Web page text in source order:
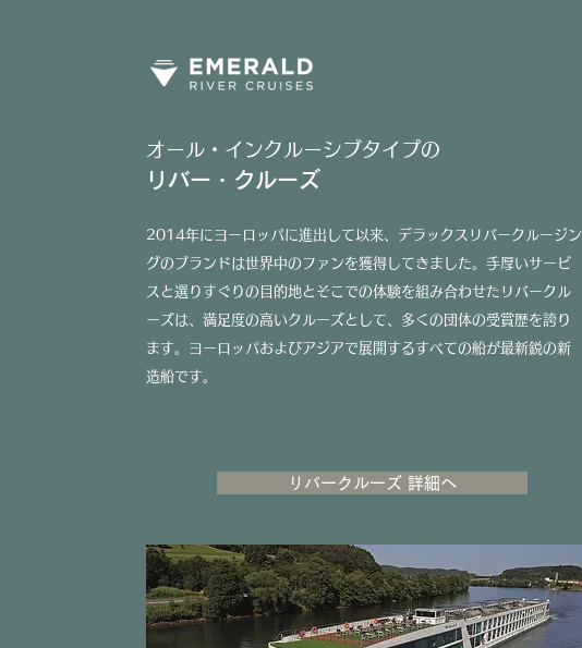
オール・インクルーシブタイプの
リバー・クルーズ
2014年にヨーロッパに進出して以来、デラックスリバークルージン
グのブランドは世界中のファンを獲得してきました。手厚いサービ
スと選りすぐりの目的地とそこでの体験を組み合わせたリバークル
ーズは、満足度の高いクルーズとして、多くの団体の受賞歴を誇り
ます。ヨーロッパおよびアジアで展開するすべての船が最新鋭の新
造船です。
リバークルーズ 詳細へ